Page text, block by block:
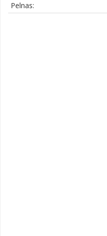
Pelnas: